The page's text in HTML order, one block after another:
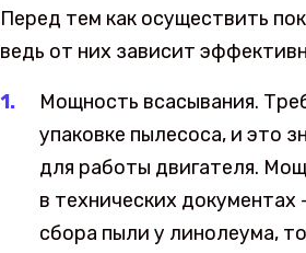
Перед тем как осуществить
ведь от них зависит
Мощность всасывания.
упаковке пылесоса, и это
для работы двигателя.
в технических
сбора пыли у линолеума,